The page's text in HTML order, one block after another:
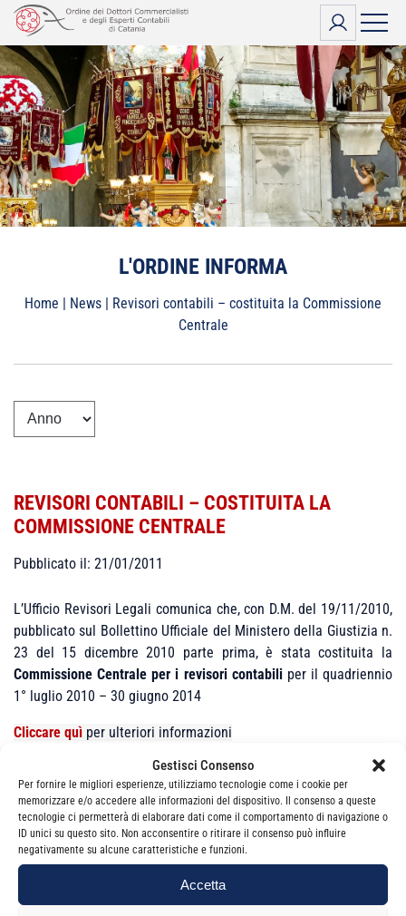
Gestisci Consenso
Per fornire le migliori esperienze, utilizziamo tecnologie come i cookie per
memorizzare e/o accedere alle informazioni del dispositivo. Il consenso a queste
tecnologie ci permetterà di elaborare dati come il comportamento di navigazione o
ID unici su questo sito. Non acconsentire o ritirare il consenso può influire
negativamente su alcune caratteristiche e funzioni.
Accetta
Vai
contenuto
L'ORDINE INFORMA
Home | News | Revisori contabili – costituita la Commissione
Centrale
REVISORI CONTABILI – COSTITUITA LA
COMMISSIONE CENTRALE
Pubblicato il: 21/01/2011
L’Ufficio Revisori Legali comunica che, con D.M. del 19/11/2010,
pubblicato sul Bollettino Ufficiale del Ministero della Giustizia n.
23 del 15 dicembre 2010 parte prima, è stata costituita la
Commissione Centrale per i revisori contabili per il quadriennio
1° luglio 2010 – 30 giugno 2014
Cliccare quì per ulteriori informazioni
Categorie